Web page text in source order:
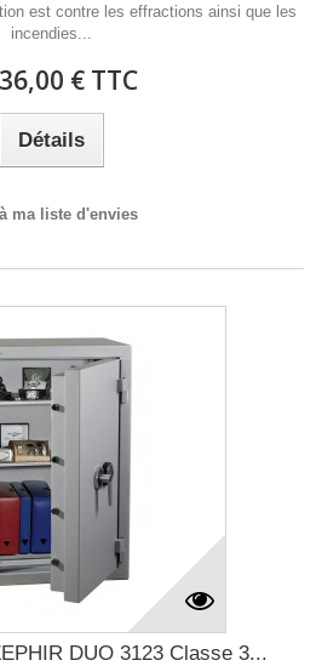
est contre les effractions ainsi que les
incendies...
€ TTC
Détails
ma liste d'envies
DUO 3123 Classe 3...